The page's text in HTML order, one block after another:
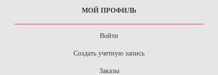
МОЙ ПРОФИЛЬ
Войти
Создать учетную запись
Заказы